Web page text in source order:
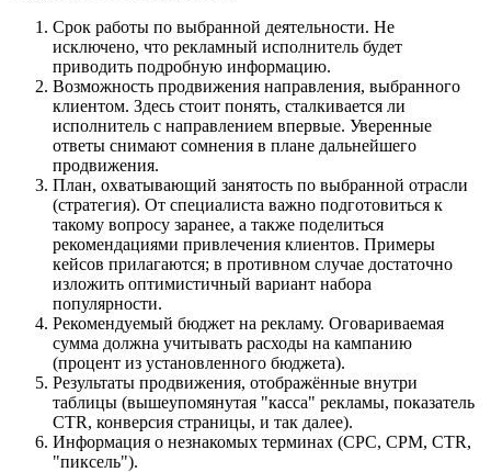
Срок работы по выбранной деятельности. Не
исключено, что рекламный исполнитель будет
приводить подробную информацию.
Возможность продвижения направления, выбранного
клиентом. Здесь стоит понять, сталкивается ли
исполнитель с направлением впервые. Уверенные
ответы снимают сомнения в плане дальнейшего
продвижения.
План, охватывающий занятость по выбранной отрасли
(стратегия). От специалиста важно подготовиться к
такому вопросу заранее, а также поделиться
рекомендациями привлечения клиентов. Примеры
кейсов прилагаются; в противном случае достаточно
изложить оптимистичный вариант набора
популярности.
Рекомендуемый бюджет на рекламу. Оговариваемая
сумма должна учитывать расходы на кампанию
(процент из установленного бюджета).
Результаты продвижения, отображённые внутри
таблицы (вышеупомянутая "касса" рекламы, показатель
CTR, конверсия страницы, и так далее).
Информация о незнакомых терминах (CPC, CPM, CTR,
"пиксель").